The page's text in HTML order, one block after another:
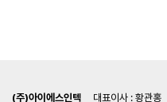
(주)아이에스인텍 대표이사 : 황관홍